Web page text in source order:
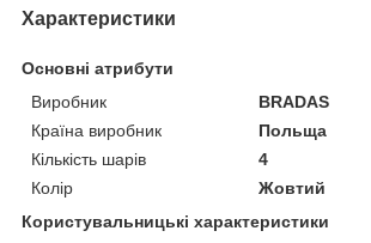
Характеристики
Основні атрибути
Виробник
BRADAS
Країна виробник
Польща
Кількість шарів
4
Колір
Жовтий
Користувальницькі характеристики